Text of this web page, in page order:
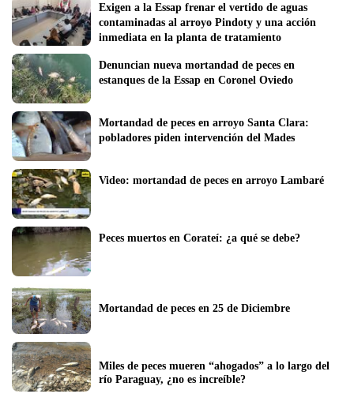
Exigen a la Essap frenar el vertido de aguas
contaminadas al arroyo Pindoty y una acción
inmediata en la planta de tratamiento
Denuncian nueva mortandad de peces en
estanques de la Essap en Coronel Oviedo
Mortandad de peces en arroyo Santa Clara:
pobladores piden intervención del Mades
Peces muertos en Corateí: ¿a qué se debe?
Mortandad de peces en 25 de Diciembre
Miles de peces mueren “ahogados” a lo largo del
río Paraguay, ¿no es increíble?